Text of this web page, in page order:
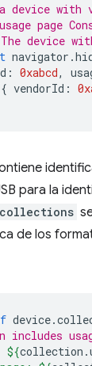
device with
page
device
navigator .
: 0xabcd,
vendorId :
para la
collections
de los
device.
includes
${collection .